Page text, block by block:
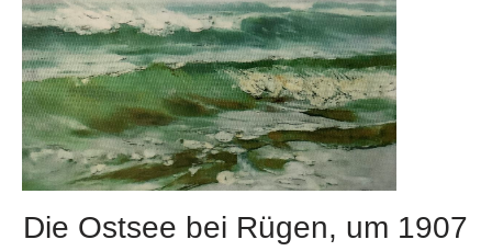
Die Ostsee bei Rügen, um 1907